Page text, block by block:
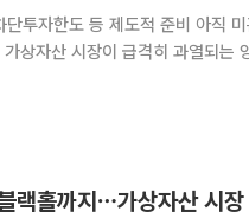
투자한도 등 제도적 준비 아직
가이드라인’을 통
랙홀까지⋯가상자산 시